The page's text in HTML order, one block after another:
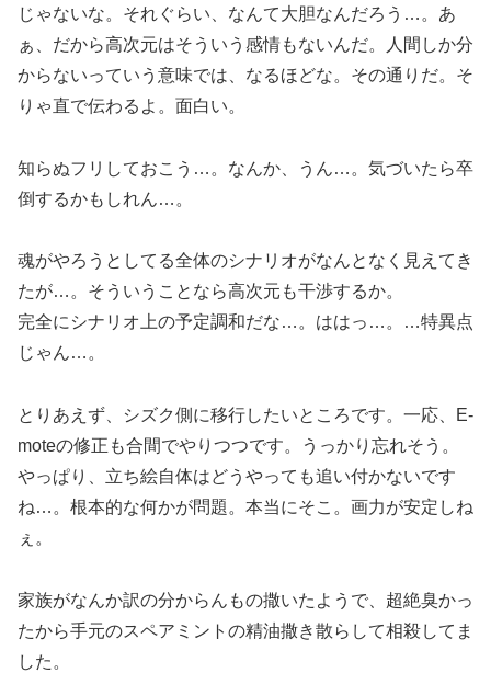
じゃないな。それぐらい、なんて大胆なんだろう…。あ
ぁ、だから高次元はそういう感情もないんだ。人間しか分
からないっていう意味では、なるほどな。その通りだ。そ
りゃ直で伝わるよ。面白い。
知らぬフリしておこう…。なんか、うん…。気づいたら卒
倒するかもしれん…。
魂がやろうとしてる全体のシナリオがなんとなく見えてき
たが…。そういうことなら高次元も干渉するか。
完全にシナリオ上の予定調和だな…。ははっ…。…特異点
じゃん…。
とりあえず、シズク側に移行したいところです。一応、E-
moteの修正も合間でやりつつです。うっかり忘れそう。
やっぱり、立ち絵自体はどうやっても追い付かないです
ね…。根本的な何かが問題。本当にそこ。画力が安定しね
ぇ。
家族がなんか訳の分からんもの撒いたようで、超絶臭かっ
たから手元のスペアミントの精油撒き散らして相殺してま
した。